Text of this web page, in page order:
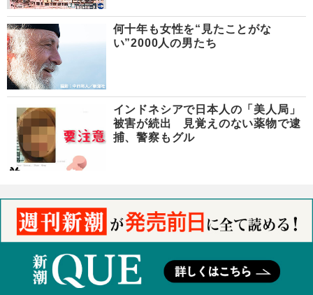
何十年も女性を“見たことがな
い”2000人の男たち
インドネシアで日本人の「美人局」
被害が続出 見覚えのない薬物で逮
捕、警察もグル